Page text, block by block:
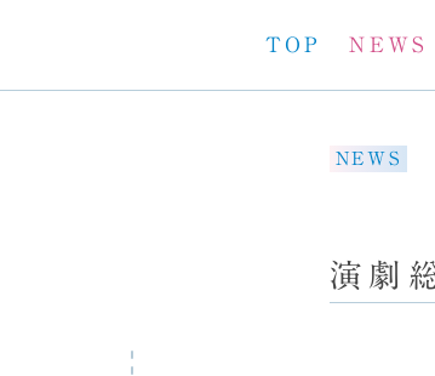
TOP NEWS
NEWS
演劇